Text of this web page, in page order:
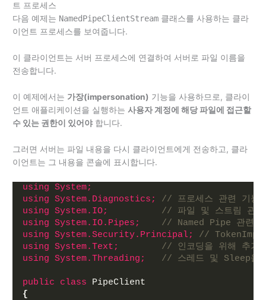
트 프로세스
다음 예제는 NamedPipeClientStream 클래스를 사용하는 클라
이언트 프로세스를 보여줍니다.
이 클라이언트는 서버 프로세스에 연결하여 서버로 파일 이름을
전송합니다.
이 예제에서는 가장(impersonation) 기능을 사용하므로, 클라이
언트 애플리케이션을 실행하는사용자 계정에 해당 파일에 접근할
수 있는 권한이 있어야 합니다.
그러면 서버는 파일 내용을 다시 클라이언트에게 전송하고, 클라
이언트는 그 내용을 콘솔에 표시합니다.
using System;
using System.Diagnostics;
// 프로세스 관련 기능
using System.IO;
// 파일 및 스트림 관련
using System.IO.Pipes;
// Named Pipe 관련
using System.Security.Principal;
//
using System.Text;
// 인코딩을 위해 추가
using System.Threading; // 스레드 및 Sleep을
public class PipeClient
{